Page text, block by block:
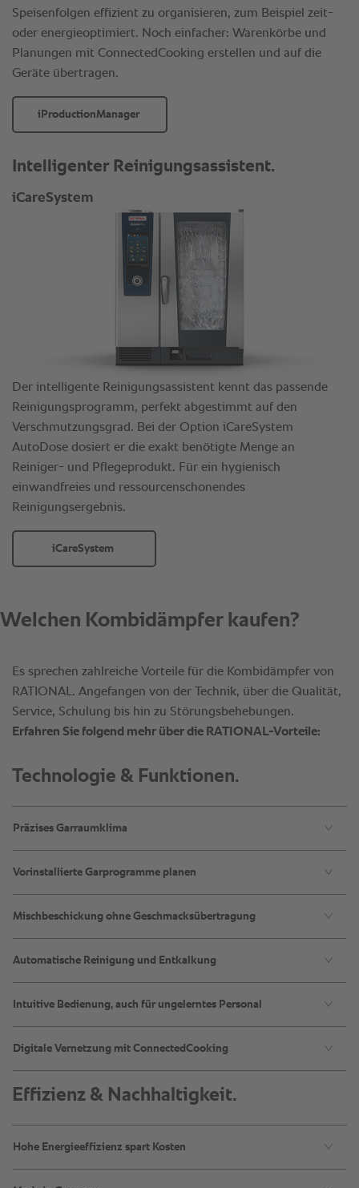
Technologie & Funktionen.
Präzises Garraumklima ​
Vorinstallierte Garprogramme planen​
Mischbeschickung ohne Geschmacksübertragung​
Automatische Reinigung und Entkalkung​
Intuitive Bedienung, auch für ungelerntes Personal​
Digitale Vernetzung mit ConnectedCooking ​
Effizienz & Nachhaltigkeit.
Hohe Energieeffizienz spart Kosten​